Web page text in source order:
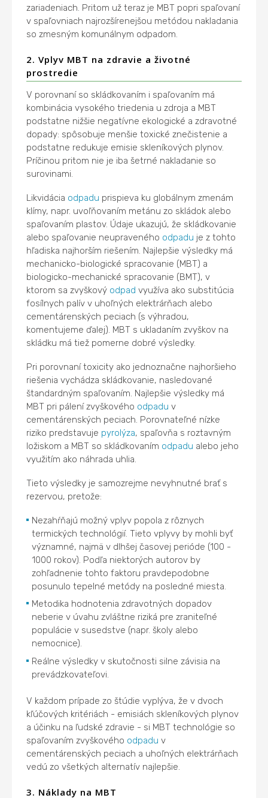
zariadeniach. Pritom už teraz je MBT popri spaľovaní
v spaľovniach najrozšírenejšou metódou nakladania
so zmesným komunálnym odpadom.
2. Vplyv MBT na zdravie a životné
prostredie
V porovnaní so skládkovaním i spaľovaním má
kombinácia vysokého triedenia u zdroja a MBT
podstatne nižšie negatívne ekologické a zdravotné
dopady: spôsobuje menšie toxické znečistenie a
podstatne redukuje emisie skleníkových plynov.
Príčinou pritom nie je iba šetrné nakladanie so
surovinami.
Likvidácia odpadu prispieva ku globálnym zmenám
klímy, napr. uvoľňovaním metánu zo skládok alebo
spaľovaním plastov. Údaje ukazujú, že skládkovanie
alebo spaľovanie neupraveného odpadu je z tohto
hľadiska najhorším riešením. Najlepšie výsledky má
mechanicko-biologické spracovanie (MBT) a
biologicko-mechanické spracovanie (BMT), v
ktorom sa zvyškový odpad využíva ako substitúcia
fosílnych palív v uhoľných elektrárňach alebo
cementárenských peciach (s výhradou,
komentujeme ďalej). MBT s ukladaním zvyškov na
skládku má tiež pomerne dobré výsledky.
Pri porovnaní toxicity ako jednoznačne najhoršieho
riešenia vychádza skládkovanie, nasledované
štandardným spaľovaním. Najlepšie výsledky má
MBT pri pálení zvyškového odpadu v
cementárenských peciach. Porovnateľné nízke
riziko predstavuje pyrolýza, spaľovňa s roztavným
ložiskom a MBT so skládkovaním odpadu alebo jeho
využitím ako náhrada uhlia.
Tieto výsledky je samozrejme nevyhnutné brať s
rezervou, pretože:
Nezahŕňajú možný vplyv popola z rôznych
termických technológií. Tieto vplyvy by mohli byť
významné, najmä v dlhšej časovej perióde (100 -
1000 rokov). Podľa niektorých autorov by
zohľadnenie tohto faktoru pravdepodobne
posunulo tepelné metódy na posledné miesta.
Metodika hodnotenia zdravotných dopadov
neberie v úvahu zvláštne riziká pre zraniteľné
populácie v susedstve (napr. školy alebo
nemocnice).
Reálne výsledky v skutočnosti silne závisia na
prevádzkovateľovi.
V každom prípade zo štúdie vyplýva, že v dvoch
kľúčových kritériách - emisiách skleníkových plynov
a účinku na ľudské zdravie - si MBT technológie so
spaľovaním zvyškového odpadu v
cementárenských peciach a uhoľných elektrárňach
vedú zo všetkých alternatív najlepšie.
3. Náklady na MBT